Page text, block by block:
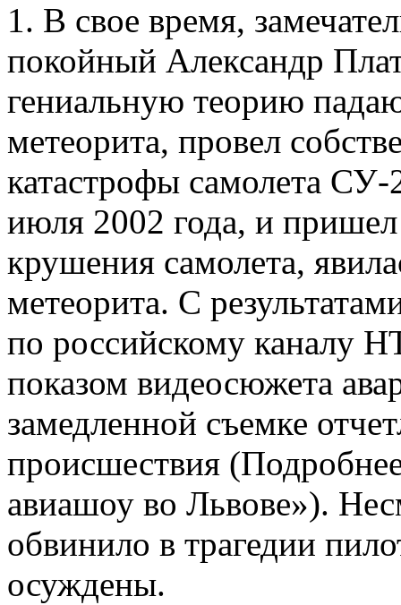
1. В свое время,
покойный Александр
гениальную теорию
метеорита, провел
катастрофы самолета
июля 2002 года, и
крушения самолета,
метеорита. С
по российскому каналу
показом видеосюжета
замедленной съемке
происшествия
авиашоу во Львове»).
обвинило в трагедии
осуждены.